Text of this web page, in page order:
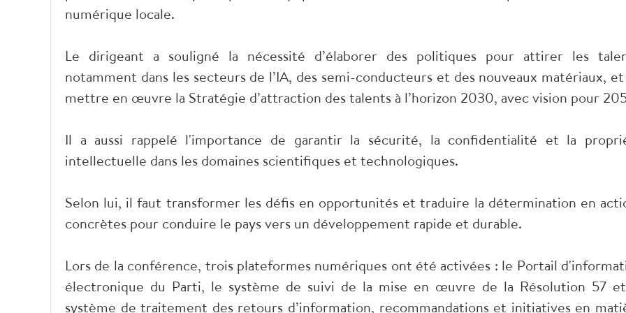
numérique locale.
Le dirigeant a souligné la nécessité d’élaborer des politiques pour attirer les
notamment dans les secteurs de l’IA, des semi-conducteurs et des nouveaux matériaux,
mettre en œuvre la Stratégie d’attraction des talents à l’horizon 2030, avec vision pour
Il a aussi rappelé l'importance de garantir la sécurité, la confidentialité et la
intellectuelle dans les domaines scientifiques et technologiques.
Selon lui, il faut transformer les défis en opportunités et traduire la détermination en
concrètes pour conduire le pays vers un développement rapide et durable.
Lors de la conférence, trois plateformes numériques ont été activées : le Portail
électronique du Parti, le système de suivi de la mise en œuvre de la Résolution 57
système de traitement des retours d’information, recommandations et initiatives en